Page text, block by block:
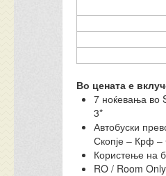
Во цената е
7 ноќевања во
3*
Автобуски
Скопје – Крф –
Користење на
RO / Room